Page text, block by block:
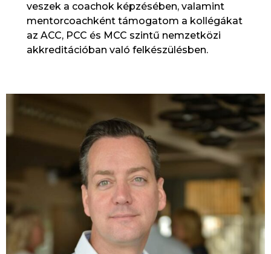
veszek a coachok képzésében, valamint
mentorcoachként támogatom a kollégákat
az ACC, PCC és MCC szintű nemzetközi
akkreditációban való felkészülésben.